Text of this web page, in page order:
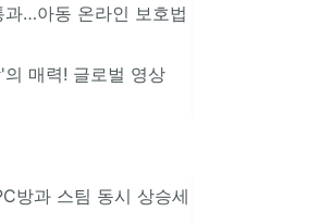
과…아동 온라인 보호법
매력! 글로벌 영상
방과 스팀 동시 상승세